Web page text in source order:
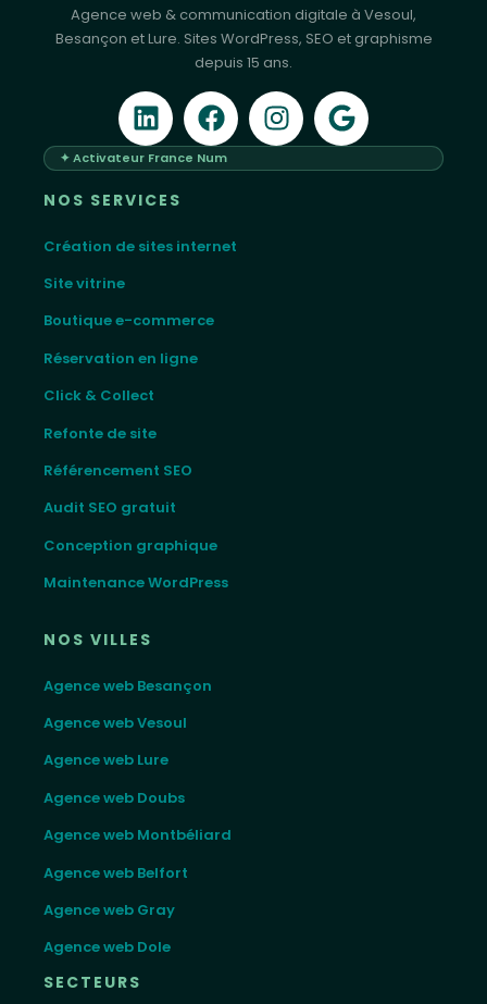
Agence web & communication digitale à Vesoul,
Besançon et Lure. Sites WordPress, SEO et graphisme
depuis 15 ans.
✦ Activateur France Num
NOS SERVICES
Création de sites internet
Site vitrine
Boutique e-commerce
Réservation en ligne
Click & Collect
Refonte de site
Référencement SEO
Audit SEO gratuit
Conception graphique
Maintenance WordPress
NOS VILLES
Agence web Besançon
Agence web Vesoul
Agence web Lure
Agence web Doubs
Agence web Montbéliard
Agence web Belfort
Agence web Gray
Agence web Dole
SECTEURS